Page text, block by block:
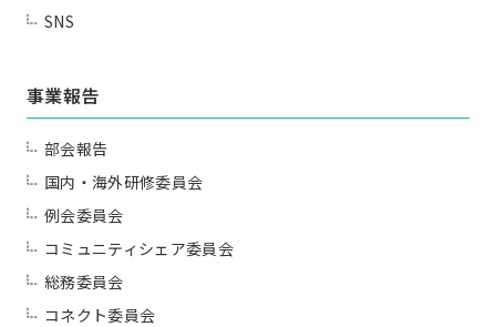
SNS
事業報告
部会報告
国内・海外研修委員会
例会委員会
コミュニティシェア委員会
総務委員会
コネクト委員会